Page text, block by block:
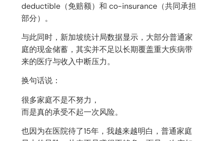
deductible（免赔额）和 co-insurance（共同承担
部分）。
与此同时，新加坡统计局数据显示，大部分普通家
庭的现金储蓄，其实并不足以长期覆盖重大疾病带
来的医疗与收入中断压力。
换句话说：
很多家庭不是不努力，
而是真的承受不起一次风险。
也因为在医院待了15年，我越来越明白，普通家庭